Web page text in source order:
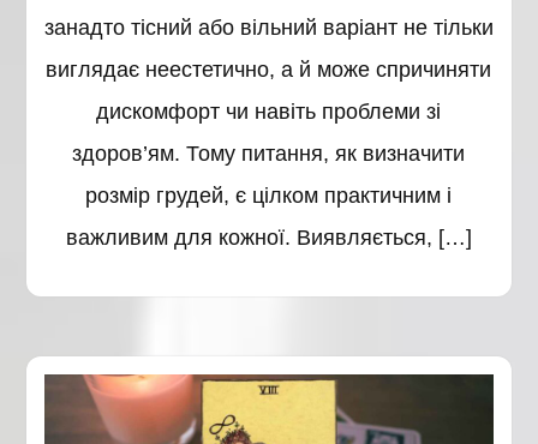
занадто тісний або вільний варіант не тільки
виглядає неестетично, а й може спричиняти
дискомфорт чи навіть проблеми зі
здоров’ям. Тому питання, як визначити
розмір грудей, є цілком практичним і
важливим для кожної. Виявляється, […]